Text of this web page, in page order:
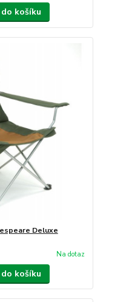
košíku
Deluxe
Na dotaz
košíku